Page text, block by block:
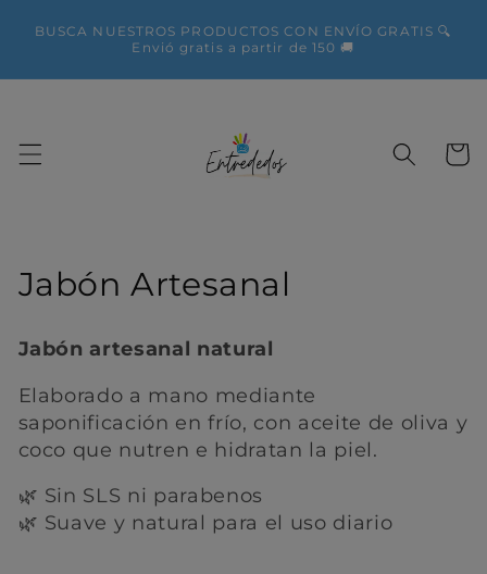
directamente
BUSCA NUESTROS PRODUCTOS CON ENVÍO GRATIS 🔍
Envió gratis a partir de 150 🚚
Carrito
C
l
e
c
c
i
Jabón Artesanal
Jabón artesanal natural
Elaborado a mano mediante
saponificación en frío, con aceite de oliva y
coco que nutren e hidratan la piel.
🌿 Sin SLS ni parabenos
🌿 Suave y natural para el uso diario